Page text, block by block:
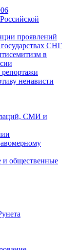
проявлений
СНГ
в
ненависти
СМИ и
и общественные